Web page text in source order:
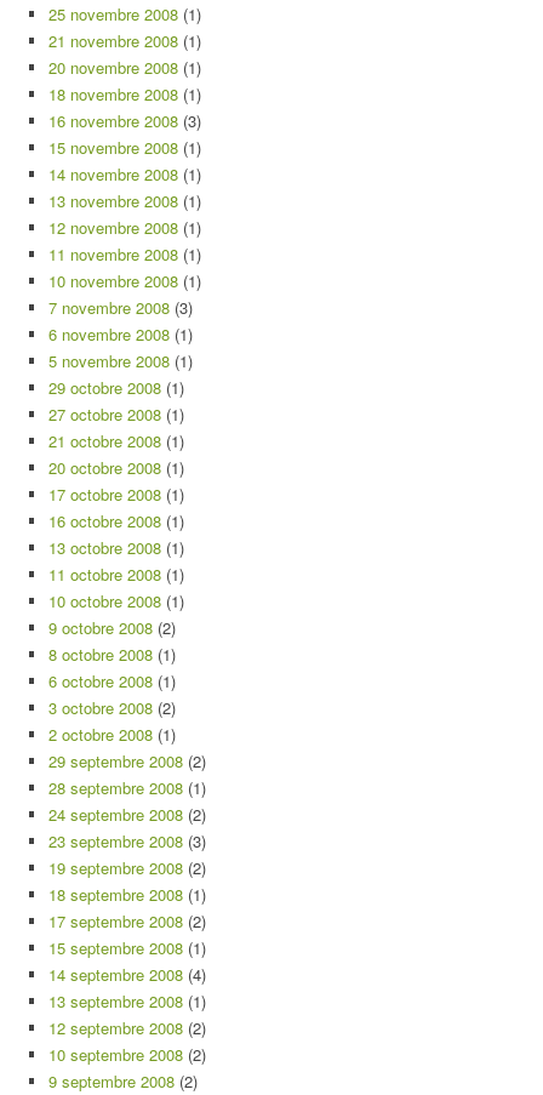
25 novembre 2008 (1)
21 novembre 2008 (1)
20 novembre 2008 (1)
18 novembre 2008 (1)
16 novembre 2008 (3)
15 novembre 2008 (1)
14 novembre 2008 (1)
13 novembre 2008 (1)
12 novembre 2008 (1)
11 novembre 2008 (1)
10 novembre 2008 (1)
7 novembre 2008 (3)
6 novembre 2008 (1)
5 novembre 2008 (1)
29 octobre 2008 (1)
27 octobre 2008 (1)
21 octobre 2008 (1)
20 octobre 2008 (1)
17 octobre 2008 (1)
16 octobre 2008 (1)
13 octobre 2008 (1)
11 octobre 2008 (1)
10 octobre 2008 (1)
9 octobre 2008 (2)
8 octobre 2008 (1)
6 octobre 2008 (1)
3 octobre 2008 (2)
2 octobre 2008 (1)
29 septembre 2008 (2)
28 septembre 2008 (1)
24 septembre 2008 (2)
23 septembre 2008 (3)
19 septembre 2008 (2)
18 septembre 2008 (1)
17 septembre 2008 (2)
15 septembre 2008 (1)
14 septembre 2008 (4)
13 septembre 2008 (1)
12 septembre 2008 (2)
10 septembre 2008 (2)
9 septembre 2008 (2)